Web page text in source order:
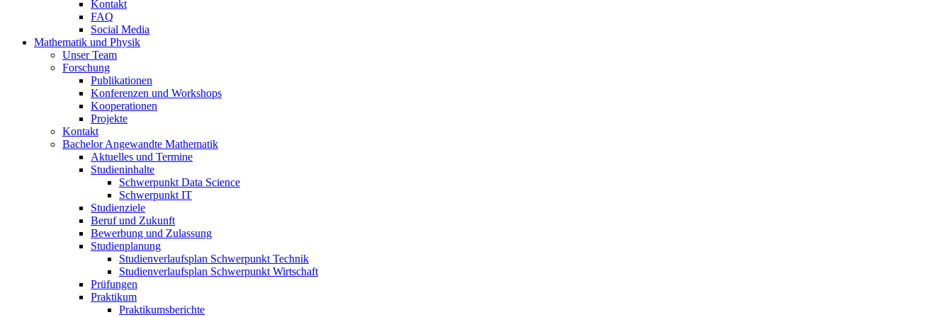
Kontakt
FAQ
Social Media
Mathematik und Physik
Unser Team
Forschung
Publikationen
Konferenzen und Workshops
Kooperationen
Projekte
Kontakt
Bachelor Angewandte Mathematik
Aktuelles und Termine
Studieninhalte
Schwerpunkt Data Science
Schwerpunkt IT
Studienziele
Beruf und Zukunft
Bewerbung und Zulassung
Studienplanung
Studienverlaufsplan Schwerpunkt Technik
Studienverlaufsplan Schwerpunkt Wirtschaft
Prüfungen
Praktikum
Praktikumsberichte